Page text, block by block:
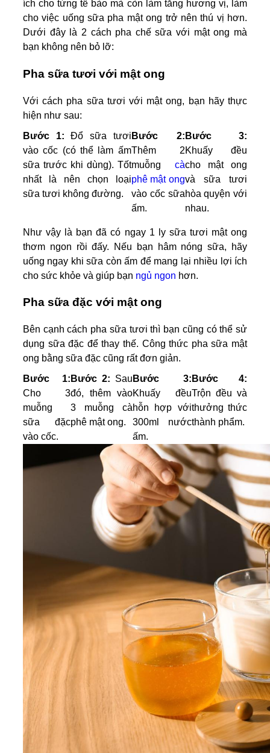
ích cho từng tế bào mà còn làm tăng hương vị, làm
cho việc uống sữa pha mật ong trở nên thú vị hơn.
Dưới đây là 2 cách pha chế sữa với mật ong mà
bạn không nên bỏ lỡ:
Pha sữa tươi với mật ong
Với cách pha sữa tươi với mật ong, bạn hãy thực
hiện như sau:
Bước 1: Đổ sữa tươi
vào cốc (có thể làm ấm
sữa trước khi dùng). Tốt
nhất là nên chọn loại
sữa tươi không đường.
Bước 2:
Thêm 2
muỗng cà
phê mật ong
vào cốc sữa
ấm.
Bước 3:
Khuấy đều
cho mật ong
và sữa tươi
hòa quyện với
nhau.
Như vậy là bạn đã có ngay 1 ly sữa tươi mật ong
thơm ngon rồi đấy. Nếu bạn hâm nóng sữa, hãy
uống ngay khi sữa còn ấm để mang lại nhiều lợi ích
cho sức khỏe và giúp bạn ngủ ngon hơn.
Pha sữa đặc với mật ong
Bên cạnh cách pha sữa tươi thì bạn cũng có thể sử
dụng sữa đặc để thay thế. Công thức pha sữa mật
ong bằng sữa đặc cũng rất đơn giản.
Bước 1:
Cho 3
muỗng
sữa đặc
vào cốc.
Bước 2: Sau
đó, thêm vào
3 muỗng cà
phê mật ong.
Bước 3:
Khuấy đều
hỗn hợp với
300ml nước
ấm.
Bước 4:
Trộn đều và
thưởng thức
thành phẩm.